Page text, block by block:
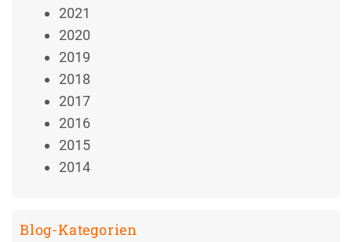
2021
2020
2019
2018
2017
2016
2015
2014
Blog-Kategorien